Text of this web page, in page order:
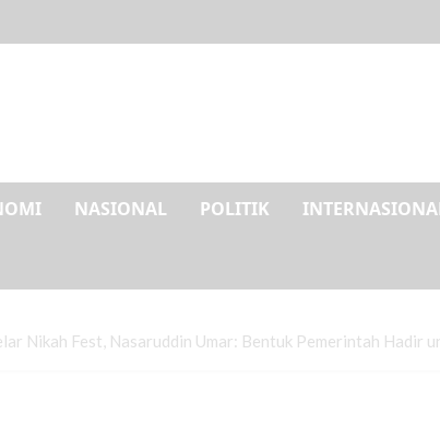
NASIONAL POLITIK
Nikah Fest, Nasaruddin Umar: Bentuk Pemerintah Hadir